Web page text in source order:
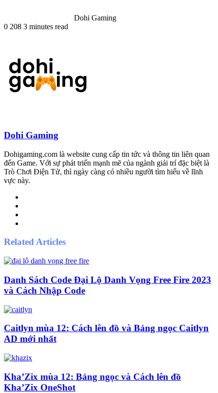
Dohi Gaming
0 208 3 minutes read
Dohi Gaming
Dohigaming.com là website cung cấp tin tức và thông tin liên quan
đến Game. Với sự phát triển mạnh mẽ của ngành giải trí đặc biệt là
Trò Chơi Điện Tử, thì ngày càng có nhiều người tìm hiểu về lĩnh
vực này.
Related Articles
Danh Sách Code Đại Lộ Danh Vọng Free Fire 2023
và Cách Nhập Code
Caitlyn mùa 12: Cách lên đồ và Bảng ngọc Caitlyn
AD mới nhất
Kha’Zix mùa 12: Bảng ngọc và Cách lên đồ
Kha’Zix OneShot